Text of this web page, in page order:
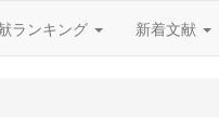
ランキング 新着文献